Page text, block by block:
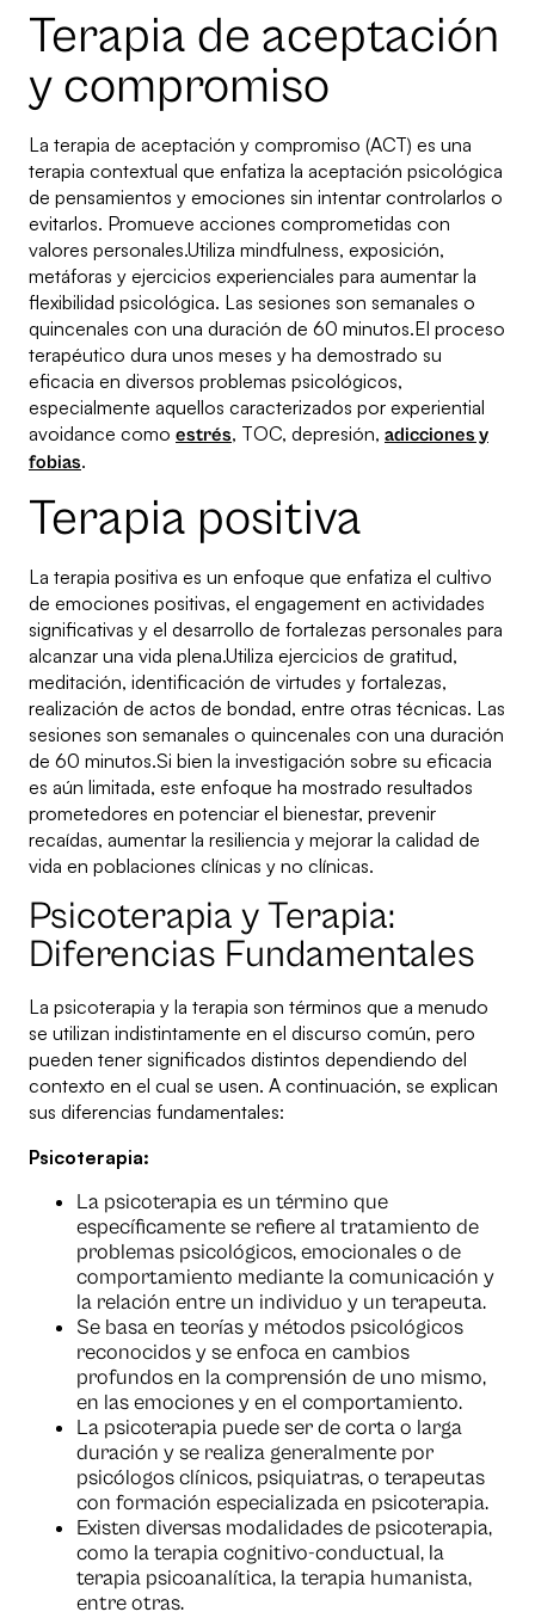
Terapia de aceptación
y compromiso
La terapia de aceptación y compromiso (ACT) es una
terapia contextual que enfatiza la aceptación psicológica
de pensamientos y emociones sin intentar controlarlos o
evitarlos. Promueve acciones comprometidas con
valores personales.Utiliza mindfulness, exposición,
metáforas y ejercicios experienciales para aumentar la
flexibilidad psicológica. Las sesiones son semanales o
quincenales con una duración de 60 minutos.El proceso
terapéutico dura unos meses y ha demostrado su
eficacia en diversos problemas psicológicos,
especialmente aquellos caracterizados por experiential
avoidance como estrés, TOC, depresión, adicciones y
fobias.
Terapia positiva
La terapia positiva es un enfoque que enfatiza el cultivo
de emociones positivas, el engagement en actividades
significativas y el desarrollo de fortalezas personales para
alcanzar una vida plena.Utiliza ejercicios de gratitud,
meditación, identificación de virtudes y fortalezas,
realización de actos de bondad, entre otras técnicas. Las
sesiones son semanales o quincenales con una duración
de 60 minutos.Si bien la investigación sobre su eficacia
es aún limitada, este enfoque ha mostrado resultados
prometedores en potenciar el bienestar, prevenir
recaídas, aumentar la resiliencia y mejorar la calidad de
vida en poblaciones clínicas y no clínicas.
Psicoterapia y Terapia:
Diferencias Fundamentales
La psicoterapia y la terapia son términos que a menudo
se utilizan indistintamente en el discurso común, pero
pueden tener significados distintos dependiendo del
contexto en el cual se usen. A continuación, se explican
sus diferencias fundamentales:
Psicoterapia:
La psicoterapia es un término que
específicamente se refiere al tratamiento de
problemas psicológicos, emocionales o de
comportamiento mediante la comunicación y
la relación entre un individuo y un terapeuta.
Se basa en teorías y métodos psicológicos
reconocidos y se enfoca en cambios
profundos en la comprensión de uno mismo,
en las emociones y en el comportamiento.
La psicoterapia puede ser de corta o larga
duración y se realiza generalmente por
psicólogos clínicos, psiquiatras, o terapeutas
con formación especializada en psicoterapia.
Existen diversas modalidades de psicoterapia,
como la terapia cognitivo-conductual, la
terapia psicoanalítica, la terapia humanista,
entre otras.